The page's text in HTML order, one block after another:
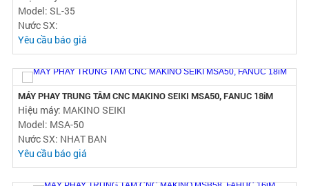
Hiệu máy: MORI SEIKI
Model: AL-2
Nước SX: NHAT BAN
Yêu cầu báo giá
MÁY TIỆN CNC MORI SEIKI SL-35, FANUC 18T
Hiệu máy: MORI SEIKI
Model: SL-35
Nước SX:
Yêu cầu báo giá